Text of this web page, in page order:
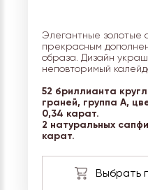
Элегантные золотые
прекрасным
образа. Дизайн
неповторимый
52 бриллианта
граней, группа А,
0,34 карат.
2 натуральных
карат.